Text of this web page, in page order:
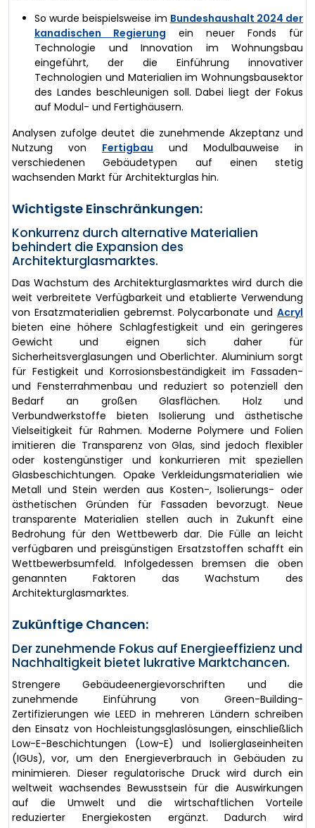
So wurde beispielsweise im Bundeshaushalt 2024 der
kanadischen Regierung ein neuer Fonds für
Technologie und Innovation im Wohnungsbau
eingeführt, der die Einführung innovativer
Technologien und Materialien im Wohnungsbausektor
des Landes beschleunigen soll. Dabei liegt der Fokus
auf Modul- und Fertighäusern.
Analysen zufolge deutet die zunehmende Akzeptanz und
Nutzung von Fertigbau und Modulbauweise in
verschiedenen Gebäudetypen auf einen stetig
wachsenden Markt für Architekturglas hin.
Wichtigste Einschränkungen:
Konkurrenz durch alternative Materialien
behindert die Expansion des
Architekturglasmarktes.
Das Wachstum des Architekturglasmarktes wird durch die
weit verbreitete Verfügbarkeit und etablierte Verwendung
von Ersatzmaterialien gebremst. Polycarbonate und Acryl
bieten eine höhere Schlagfestigkeit und ein geringeres
Gewicht und eignen sich daher für
Sicherheitsverglasungen und Oberlichter. Aluminium sorgt
für Festigkeit und Korrosionsbeständigkeit im Fassaden-
und Fensterrahmenbau und reduziert so potenziell den
Bedarf an großen Glasflächen. Holz und
Verbundwerkstoffe bieten Isolierung und ästhetische
Vielseitigkeit für Rahmen. Moderne Polymere und Folien
imitieren die Transparenz von Glas, sind jedoch flexibler
oder kostengünstiger und konkurrieren mit speziellen
Glasbeschichtungen. Opake Verkleidungsmaterialien wie
Metall und Stein werden aus Kosten-, Isolierungs- oder
ästhetischen Gründen für Fassaden bevorzugt. Neue
transparente Materialien stellen auch in Zukunft eine
Bedrohung für den Wettbewerb dar. Die Fülle an leicht
verfügbaren und preisgünstigen Ersatzstoffen schafft ein
Wettbewerbsumfeld. Infolgedessen bremsen die oben
genannten Faktoren das Wachstum des
Architekturglasmarktes.
Zukünftige Chancen:
Der zunehmende Fokus auf Energieeffizienz und
Nachhaltigkeit bietet lukrative Marktchancen.
Strengere Gebäudeenergievorschriften und die
zunehmende Einführung von Green-Building-
Zertifizierungen wie LEED in mehreren Ländern schreiben
den Einsatz von Hochleistungsglaslösungen, einschließlich
Low-E-Beschichtungen (Low-E) und Isolierglaseinheiten
(IGUs), vor, um den Energieverbrauch in Gebäuden zu
minimieren. Dieser regulatorische Druck wird durch ein
weltweit wachsendes Bewusstsein für die Auswirkungen
auf die Umwelt und die wirtschaftlichen Vorteile
reduzierter Energiekosten ergänzt. Dadurch wird